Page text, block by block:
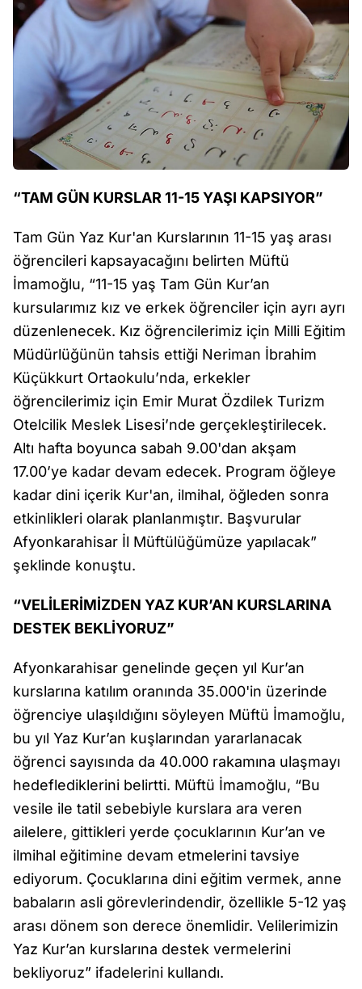
“TAM GÜN KURSLAR 11-15 YAŞI KAPSIYOR”
Tam Gün Yaz Kur'an Kurslarının 11-15 yaş arası
öğrencileri kapsayacağını belirten Müftü
İmamoğlu, “11-15 yaş Tam Gün Kur’an
kursularımız kız ve erkek öğrenciler için ayrı ayrı
düzenlenecek. Kız öğrencilerimiz için Milli Eğitim
Müdürlüğünün tahsis ettiği Neriman İbrahim
Küçükkurt Ortaokulu’nda, erkekler
öğrencilerimiz için Emir Murat Özdilek Turizm
Otelcilik Meslek Lisesi’nde gerçekleştirilecek.
Altı hafta boyunca sabah 9.00'dan akşam
17.00’ye kadar devam edecek. Program öğleye
kadar dini içerik Kur'an, ilmihal, öğleden sonra
etkinlikleri olarak planlanmıştır. Başvurular
Afyonkarahisar İl Müftülüğümüze yapılacak”
şeklinde konuştu.
“VELİLERİMİZDEN YAZ KUR’AN KURSLARINA
DESTEK BEKLİYORUZ”
Afyonkarahisar genelinde geçen yıl Kur’an
kurslarına katılım oranında 35.000'in üzerinde
öğrenciye ulaşıldığını söyleyen Müftü İmamoğlu,
bu yıl Yaz Kur’an kuşlarından yararlanacak
öğrenci sayısında da 40.000 rakamına ulaşmayı
hedeflediklerini belirtti. Müftü İmamoğlu, “Bu
vesile ile tatil sebebiyle kurslara ara veren
ailelere, gittikleri yerde çocuklarının Kur’an ve
ilmihal eğitimine devam etmelerini tavsiye
ediyorum. Çocuklarına dini eğitim vermek, anne
babaların asli görevlerindendir, özellikle 5-12 yaş
arası dönem son derece önemlidir. Velilerimizin
Yaz Kur’an kurslarına destek vermelerini
bekliyoruz” ifadelerini kullandı.